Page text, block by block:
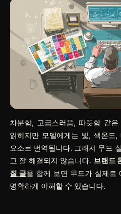
차분함, 고급스러움, 따뜻함 같
읽히지만 모델에게는 빛, 색온도
요소로 번역됩니다. 그래서 무드
고 잘 해결되지 않습니다. 브랜드
질 글을 함께 보면 무드가 실제로
명확하게 이해할 수 있습니다.